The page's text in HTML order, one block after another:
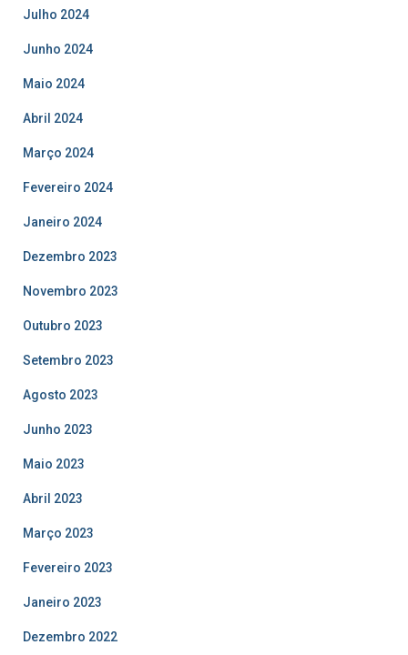
Julho 2024
Junho 2024
Maio 2024
Abril 2024
Março 2024
Fevereiro 2024
Janeiro 2024
Dezembro 2023
Novembro 2023
Outubro 2023
Setembro 2023
Agosto 2023
Junho 2023
Maio 2023
Abril 2023
Março 2023
Fevereiro 2023
Janeiro 2023
Dezembro 2022